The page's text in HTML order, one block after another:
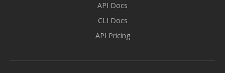
API Docs
CLI Docs
API Pricing